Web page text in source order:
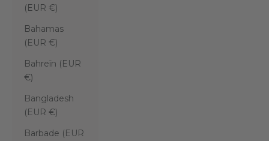
(EUR €)
Bahamas
(EUR €)
Bahreïn (EUR
€)
Bangladesh
(EUR €)
Barbade (EUR